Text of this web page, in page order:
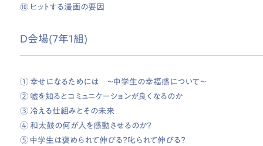
⑩ ヒットする漫画の要因
D会場(7年1組)
① 幸せになるためには 〜中学生の幸福感について〜
② 嘘を知るとコミュニケーションが良くなるのか
③ 冷える仕組みとその未来
④ 和太鼓の何が人を感動させるのか？
⑤ 中学生は褒められて伸びる？叱られて伸びる？